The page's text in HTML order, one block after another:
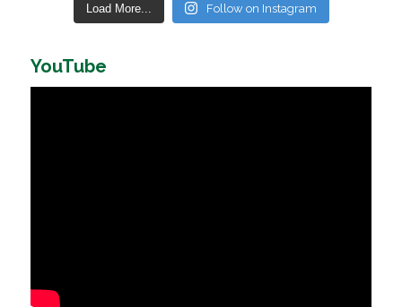
Load More... Follow on Instagram
YouTube